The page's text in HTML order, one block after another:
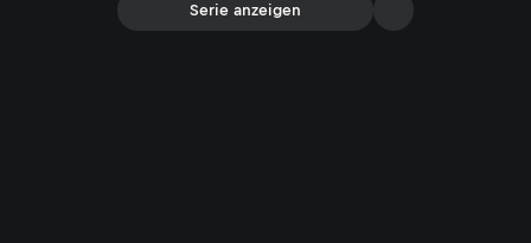
Serie anzeigen